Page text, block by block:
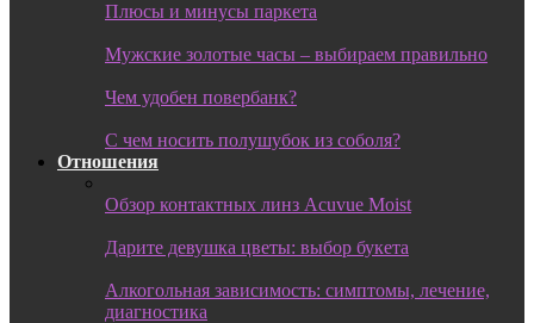
Плюсы и минусы паркета
Мужские золотые часы – выбираем правильно
Чем удобен повербанк?
С чем носить полушубок из соболя?
Отношения
Обзор контактных линз Acuvue Moist
Дарите девушка цветы: выбор букета
Алкогольная зависимость: симптомы, лечение,
диагностика